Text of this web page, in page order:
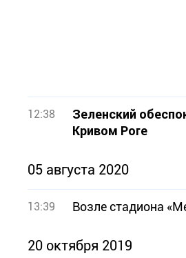
12:38
Зеленский
Кривом Роге
05 августа 2020
13:39 Возле стадиона
20 октября 2019